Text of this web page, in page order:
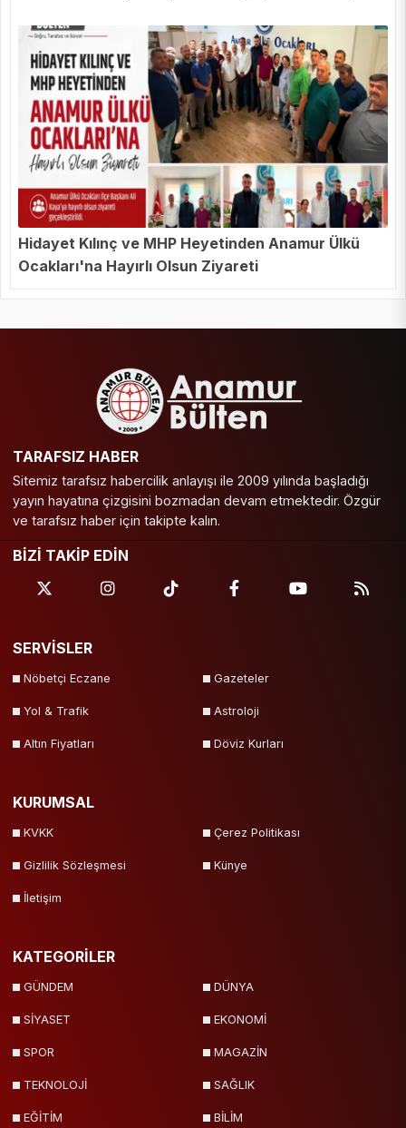
Hidayet Kılınç ve MHP Heyetinden Anamur Ülkü
Ocakları'na Hayırlı Olsun Ziyareti
TARAFSIZ HABER
Sitemiz tarafsız habercilik anlayışı ile 2009 yılında başladığı
yayın hayatına çizgisini bozmadan devam etmektedir. Özgür
ve tarafsız haber için takipte kalın.
BİZİ TAKİP EDİN
SERVİSLER
Nöbetçi Eczane Gazeteler
Yol & Trafik Astroloji
Altın Fiyatları Döviz Kurları
KURUMSAL
KVKK Çerez Politikası
Gizlilik Sözleşmesi Künye
İletişim
KATEGORİLER
GÜNDEM DÜNYA
SİYASET EKONOMİ
SPOR MAGAZİN
TEKNOLOJİ SAĞLIK
EĞİTİM BİLİM